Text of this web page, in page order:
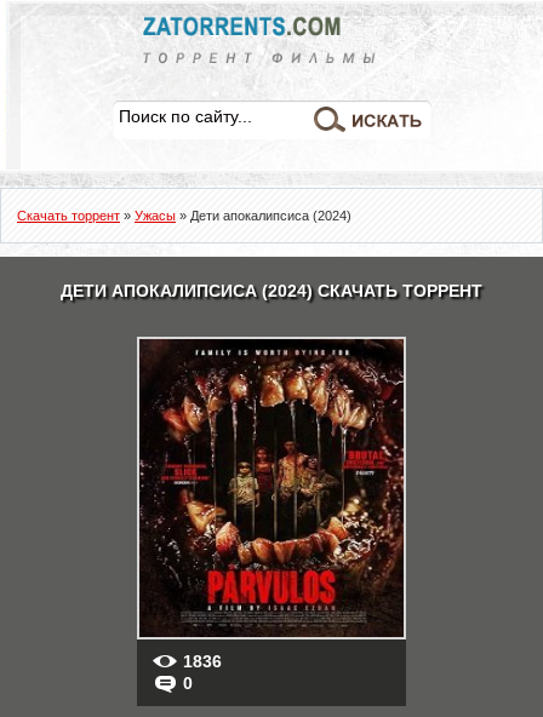
Скачать торрент » Ужасы » Дети апокалипсиса (2024)
ДЕТИ АПОКАЛИПСИСА (2024) СКАЧАТЬ ТОРРЕНТ
1836
0